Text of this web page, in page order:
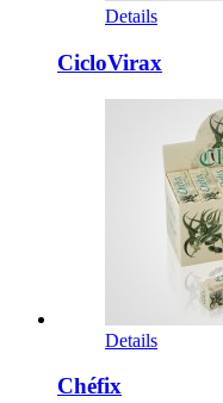
Details
CicloVirax
Details
Chéfix